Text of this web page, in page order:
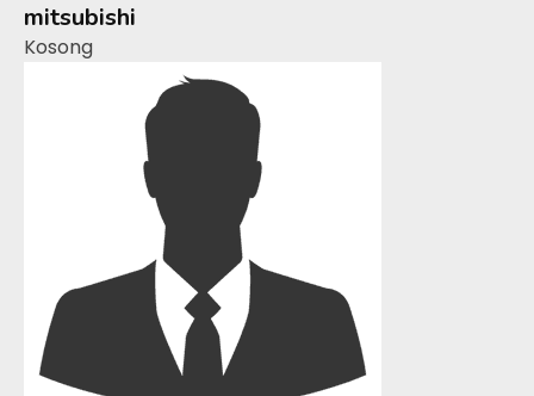
mitsubishi
Kosong